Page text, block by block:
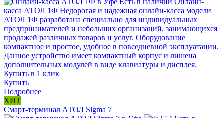
касса АТОЛ 1Ф Недорогая и надежная онлайн-касса модели
АТОЛ 1Ф разработана специально для индивидуальных
предпринимателей и небольших организаций, занимающихся
продажей различных товаров и услуг. Оборудование
компактное и простое, удобное в повседневной эксплуатации.
Данное устройство имеет компактный корпус и лишена
дополнительных модулей в виде клавиатуры и дисплея.
Купить в 1 клик
Купить
Подробнее
ХИТ
Смарт-терминал АТОЛ Sigma 7